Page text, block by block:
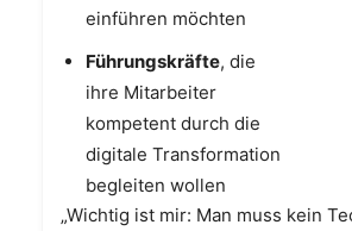
einführen möchten
Führungskräfte, die
ihre Mitarbeiter
kompetent durch die
digitale Transformation
begleiten wollen
„Wichtig ist mir: Man muss kein